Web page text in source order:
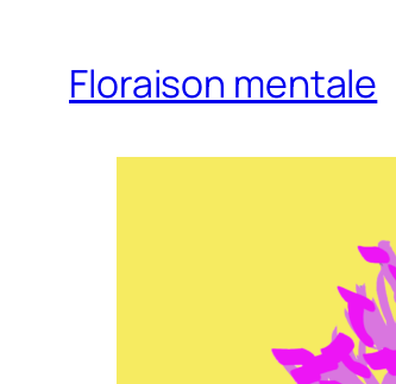
Floraison mentale